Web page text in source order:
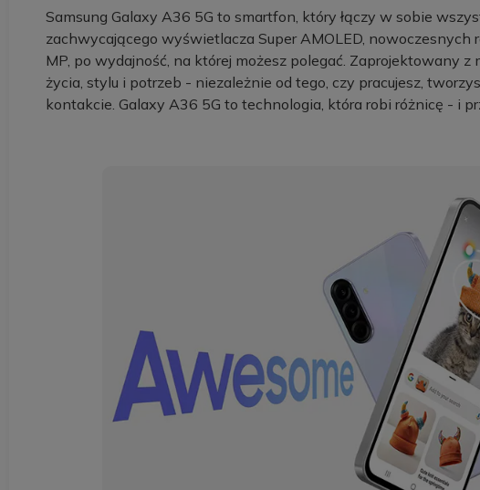
Samsung Galaxy A36 5G to smartfon, który łączy w sobie
zachwycającego wyświetlacza Super AMOLED, nowoczesnych
MP, po wydajność, na której możesz polegać. Zaprojektowany
życia, stylu i potrzeb - niezależnie od tego, czy pracujesz,
kontakcie. Galaxy A36 5G to technologia, która robi różnicę - i